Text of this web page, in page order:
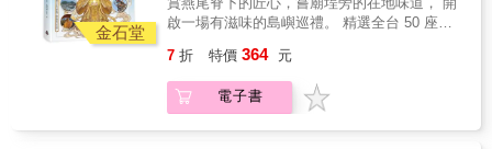
課的時間，說走就走的一日微旅行。 3. 深度聚
焦！白沙屯進香與建築美學專題 特別收錄近年
最受矚目的「白沙屯媽祖進香」攻略，從參與
簷、剪黏藝術與匠師手藝，讓你從此看懂廟宇
建築的門道。 4.最有溫度最接地氣的人文導覽
告別生硬的歷史教條。我們用最接地氣的筆
金石堂
啟一場有滋味的島嶼巡禮。 精選全台 50 座代
讀者認識每一尊媽祖背後的歷史脈絡與地方故
事。每一站除了介紹廟宇建築、信仰由來與地
方特色，也延伸規劃廟埕美食、周邊景點，讓
7 折 特價 364 元
電子書